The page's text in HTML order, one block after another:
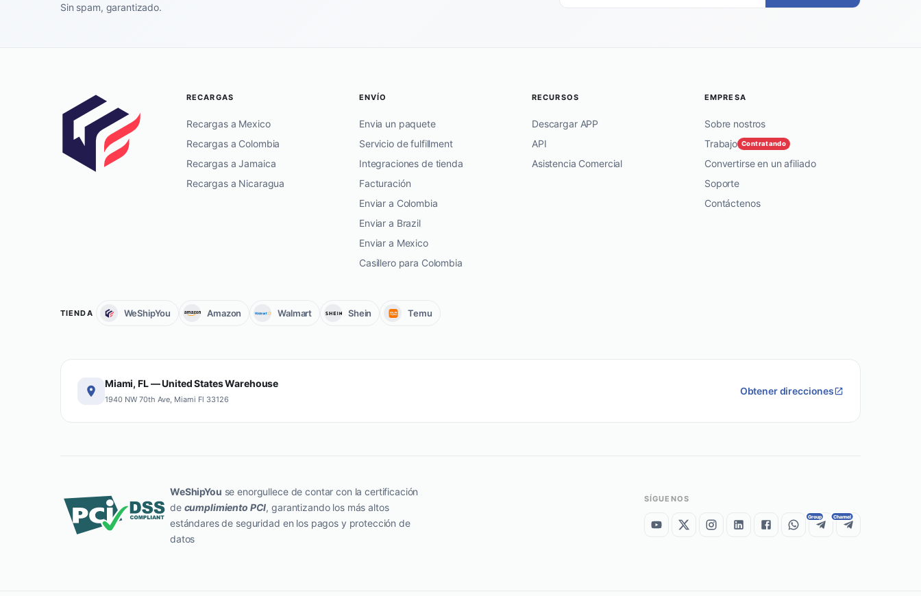
Sin spam, garantizado.
RECARGAS
Recargas a Mexico
Recargas a Colombia
Recargas a Jamaica
Recargas a Nicaragua
ENVÍO
Envia un paquete
Servicio de fulfillment
Integraciones de tienda
Facturación
Enviar a Colombia
Enviar a Brazil
Enviar a Mexico
Casillero para Colombia
RECURSOS
Descargar APP
API
Asistencia Comercial
EMPRESA
Sobre nostros
Trabajo Contratando
Convertirse en un afiliado
Soporte
Contáctenos
TIENDA WeShipYou Amazon Walmart Shein Temu
Miami, FL — United States Warehouse
1940 NW 70th Ave, Miami Fl 33126
Obtener direcciones
WeShipYou se enorgullece de contar con la certificación
de cumplimiento PCI, garantizando los más altos
estándares de seguridad en los pagos y protección de
datos
SÍGUENOS
Group Channel